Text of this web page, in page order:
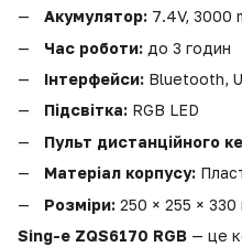
Акумулятор: 7.4V, 3000
Час роботи: до 3 годин
Інтерфейси: Bluetooth,
Підсвітка: RGB LED
Пульт дистанційного
Матеріал корпусу:
Розміри: 250 × 255 ×
Sing-e ZQS6170 RGB — це